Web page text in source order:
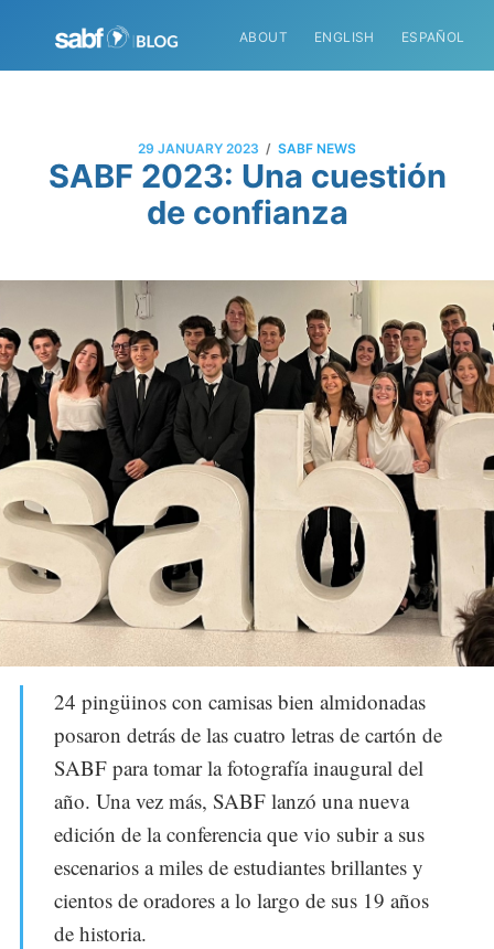
ABOUT ENGLISH ESPAÑOL
29 JANUARY 2023 / SABF NEWS
SABF 2023: Una cuestión
de confianza
24 pingüinos con camisas bien almidonadas
posaron detrás de las cuatro letras de cartón de
SABF para tomar la fotografía inaugural del
año. Una vez más, SABF lanzó una nueva
edición de la conferencia que vio subir a sus
escenarios a miles de estudiantes brillantes y
cientos de oradores a lo largo de sus 19 años
de historia.